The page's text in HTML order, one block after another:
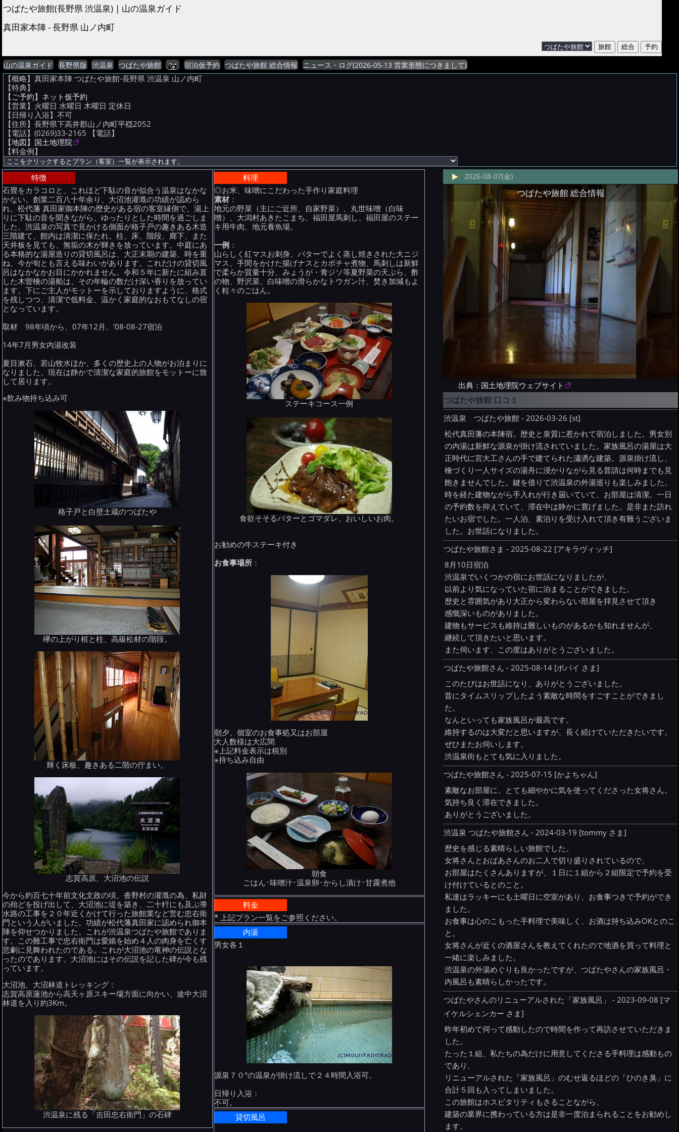
つばたや旅館(長野県 渋温泉) | 山の温泉ガイド
真田家本陣 - 長野県 山ノ内町
山の温泉ガイド 長野県版 渋温泉 つばたや旅館 宿泊仮予約 つばたや旅館 総合情報 ニュース・ログ(2026-05-13 営業形態につきまして)
【概略】真田家本陣 つばたや旅館-長野県 渋温泉 山ノ内町
【特典】
【ご予約】ネット仮予約
【営業】火曜日 水曜日 木曜日 定休日
【日帰り入浴】不可
【住所】長野県下高井郡山ノ内町平穏2052
【電話】(0269)33-2165 【電話】
【地図】国土地理院
【料金例】
特徴
石畳をカラコロと、これほど下駄の音が似合う温泉はなかな
かない。創業二百八十年余り、大沼池灌漑の功績が認めら
れ、松代藩 真田家御本陣の歴史がある宿の客室縁側で、湯上
りに下駄の音を聞きながら、ゆったりとした時間を過ごしま
した。渋温泉の写真で見かける側面が格子戸の趣きある木造
三階建て、館内は清潔に保たれ、柱、床、階段、廊下、また
天井板を見ても、無垢の木が輝きを放っています。中庭にあ
る本格的な湯屋造りの貸切風呂は、大正末期の建築、時を重
ね、今が旬とも言える味わいがあります。これだけの貸切風
呂はなかなかお目にかかれません。令和５年に新たに組み直
した木曽檜の湯船は、その年輪の数だけ深い香りを放ってい
ます。下にご主人がモットーを示しておりますように、格式
を残しつつ、清潔で低料金、温かく家庭的なおもてなしの宿
となっています。
取材 98年頃から、07年12月、'08-08-27宿泊
14年7月男女内湯改装
夏目漱石、若山牧水ほか、多くの歴史上の人物がお泊まりに
なりました、現在は静かで清潔な家庭的旅館をモットーに致
して居ります。
※飲み物持ち込み可
格子戸と白壁土蔵のつばたや
欅の上がり框と柱、高級松材の階段。
輝く床板、趣きある二階の佇まい。
志賀高原、大沼池の伝説
今から約百七十年前文化文政の頃、沓野村の灌漑の為、私財
の殆どを投げ出して、大沼池に堤を築き、二十粁にも及ぶ導
水路の工事を２０年近くかけて行った旅館業など営む忠右衛
門という人がいました。功績が松代藩真田家に認められ御本
陣を仰せつかりました。これが渋温泉つばたや旅館でありま
す。この難工事で忠右衛門は愛娘を始め４人の肉身を亡くす
悲劇に見舞われたのである。これが大沼池の竜神の伝説とな
ったのであります。大沼池にはその伝説を記した碑が今も残
っています。
大沼池、大沼林道トレッキング：
志賀高原蓮池から高天ヶ原スキー場方面に向かい、途中大沼
林道を入り約3Km。
渋温泉に残る「吉田忠右衛門」の石碑
料理
◎お米、味噌にこだわった手作り家庭料理
素材 ：
地元の野菜（主にご近所、自家野菜）、丸世味噌（白味
噌）、大潟村あきたこまち、福田屋馬刺し、福田屋のステー
キ用牛肉、地元養魚場。
一例 ：
山らしく紅マスお刺身、バターでよく蒸し焼きされた大ニジ
マス、手間をかけた揚げナスとカボチャ煮物、馬刺しは新鮮
で柔らか質量十分、みょうが・青ジソ等夏野菜の天ぷら、酢
の物、野沢菜、白味噌の滑らかなトウガン汁、焚き加減もよ
く粒々のごはん。
ステーキコース一例
食欲そそるバターとゴマダレ、おいしいお肉。
お勧めの牛ステーキ付き
お食事場所 ：
朝夕、個室のお食事処又はお部屋
大人数様は大広間
※上記料金表示は税別
※持ち込み自由
朝食
ごはん･味噌汁･温泉卵･からし漬け･甘露煮他
料金
* 上記プラン一覧をご参照ください。
内湯
男女各１
源泉７０°の温泉が掛け流しで２４時間入浴可。
日帰り入浴：
不可。
貸切風呂
2026-08-07(金)
つばたや旅館 総合情報
出典：国土地理院ウェブサイト
つばたや旅館 口コミ
渋温泉 つばたや旅館 - 2026-03-26 [st]
松代真田藩の本陣宿。歴史と泉質に惹かれて宿泊しました。男女別
の内湯は新鮮な源泉が掛け流されていました。家族風呂の湯屋は大
正時代に宮大工さんの手で建てられた瀟洒な建築。源泉掛け流し、
檜づくり一人サイズの湯舟に浸かりながら見る普請は何時までも見
飽きませんでした。鍵を借りて渋温泉の外湯巡りも楽しみました。
時を経た建物ながら手入れが行き届いていて、お部屋は清潔。一日
の予約数を抑えていて、滞在中は静かに寛げました。是非また訪れ
たいお宿でした。一人泊、素泊りを受け入れて頂き有難うございま
した。お世話になりました。
つばたや旅館さま - 2025-08-22 [アキラヴィッチ]
8月10日宿泊
渋温泉でいくつかの宿にお世話になりましたが、
以前より気になっていた宿に泊まることができました。
歴史と雰囲気があり大正から変わらない部屋を拝見させて頂き
感慨深いものがありました。
建物もサービスも維持は難しいものがあるかも知れませんが、
継続して頂きたいと思います。
また伺います、この度はありがとうございました。
つばたや旅館さん - 2025-08-14 [ポパイ さま]
このたびはお世話になり、ありがとうございました。
昔にタイムスリップしたよう素敵な時間をすごすことができまし
た。
なんといっても家族風呂が最高です。
維持するのは大変だと思いますが、長く続けていただきたいです。
ぜひまたお伺いします。
渋温泉街もとても気に入りました。
つばたや旅館さん - 2025-07-15 [かよちゃん]
素敵なお部屋に、とても細やかに気を使ってくださった女将さん。
気持ち良く滞在できました。
ありがとうございました。
渋温泉 つばたや旅館さん - 2024-03-19 [tommy さま]
歴史を感じる素晴らしい旅館でした。
女将さんとおばあさんのお二人で切り盛りされているので、
お部屋はたくさんありますが、１日に１組から２組限定で予約を受
け付けているとのこと。
私達はラッキーにも土曜日に空室があり、お食事つきで予約ができ
ました。
お食事は心のこもった手料理で美味しく、お酒は持ち込みOKとのこ
と。
女将さんが近くの酒屋さんを教えてくれたので地酒を買って料理と
一緒に楽しみました。
渋温泉の外湯めぐりも良かったですが、つばたやさんの家族風呂・
内風呂も素晴らしかったです。
つばたやさんのリニューアルされた「家族風呂」 - 2023-09-08 [マ
イケルシェンカー さま]
昨年初めて伺って感動したので時間を作って再訪させていただきま
した。
たった１組、私たちの為だけに用意してくださる手料理は感動もの
であり、
リニューアルされた「家族風呂」のむせ返るほどの「ひのき臭」に
合計５回も入ってしまいました。
この旅館はホスピタリティもさることながら、
建築の業界に携わっている方は是非一度泊まられることをお勧めし
ます。